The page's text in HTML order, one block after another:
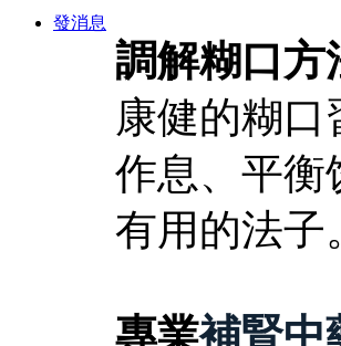
發消息
調解糊口方
康健的糊
作息、平衡
有用的法子
專業補腎中